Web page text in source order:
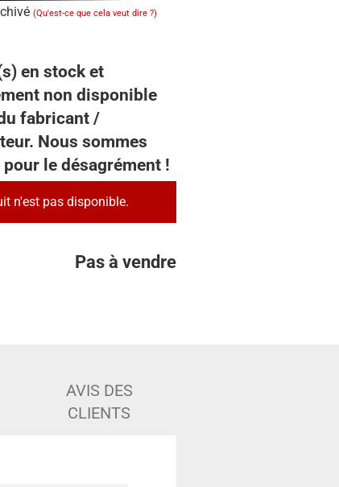
(Qu'est-ce que cela veut dire ?)
en stock et
non disponible
fabricant /
Nous sommes
le désagrément !
n'est pas disponible.
Pas à vendre
AVIS DES
CLIENTS